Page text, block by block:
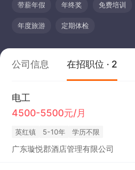
带薪年假 年终奖 免费培训
年度旅游 定期体检
公司信息 在招职位 · 2
电工
4500-5500元/月
英红镇 5-10年 学历不限
广东璇悦郡酒店管理有限公司